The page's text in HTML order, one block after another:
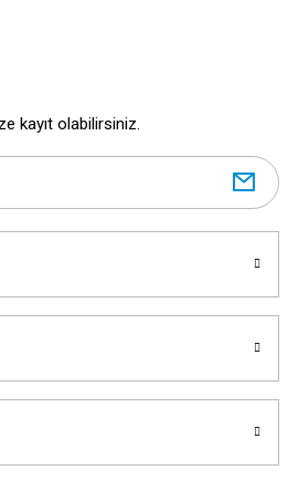
Gönder
kayıt olabilirsiniz.